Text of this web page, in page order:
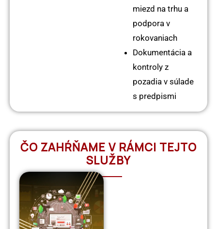
miezd na trhu a
podpora v
rokovaniach
Dokumentácia a
kontroly z
pozadia v súlade
s predpismi
ČO ZAHŔŇAME V RÁMCI TEJTO
SLUŽBY